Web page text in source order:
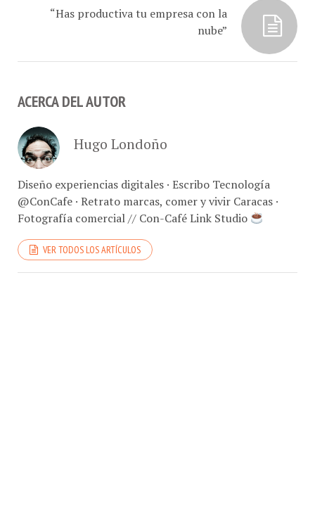
“Has productiva tu empresa con la
nube”
ACERCA DEL AUTOR
Hugo Londoño
Diseño experiencias digitales · Escribo Tecnología
@ConCafe · Retrato marcas, comer y vivir Caracas ·
Fotografía comercial // Con-Café Link Studio
VER TODOS LOS ARTÍCULOS